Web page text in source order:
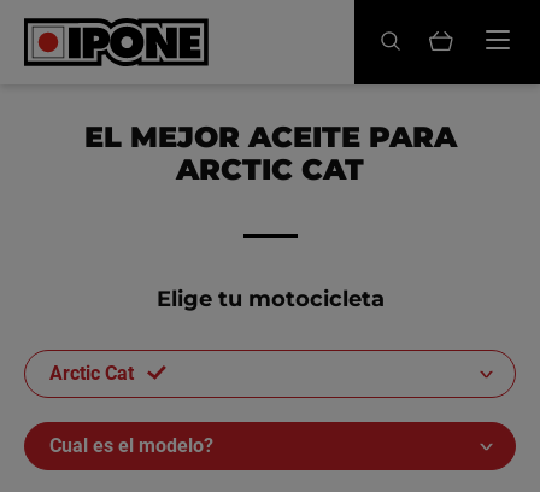
Ipone
ACEITES MOTOR
CONSERVACIÓN
LA MARCA
Mi cuenta
EL MEJOR ACEITE PARA
ARCTIC CAT
Elige tu motocicleta
Arctic Cat
Cual es el modelo?